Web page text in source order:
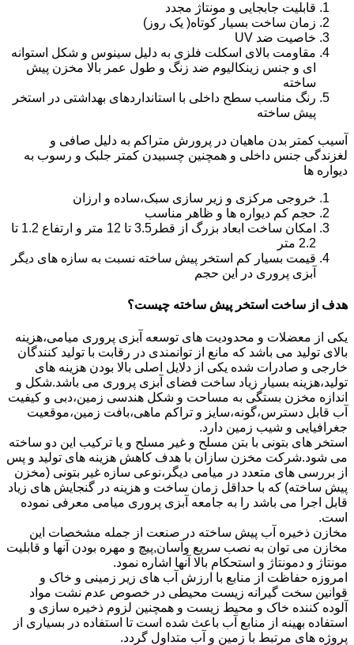
قابلیت جابجایی و مونتاژ مجدد
زمان ساخت بسیار کوتاه( یک روز)
خاصیت ضد UV
مقاومت بالای اسکلت فلزی به دلیل سینوس و شکل استوانه
ای و جنس زینکالیوم ضد زنگ و طول عمر بالا مخزن پیش
ساخته
رنگ مناسب سطح داخلی با استانداردهای بهداشتی در استخر
پیش ساخته
آسیب کمتر بدن ماهیان در پرورش متراکم به دلیل صافی و
لغزندگی جنس داخلی و همچنین چسبیدن کمتر جلبک و رسوب به
دیواره ها
خروجی مرکزی و زیر سازی سبک،ساده و ارزان
حجم کم دیواره ها و ظاهر مناسب
امکان ساخت ابعاد بزرگ از قطر3.5 تا 12 متر و ارتفاع 1.2 تا
2.2 متر
قیمت بسیار کم استخر پیش ساخته نسبت به سازه های دیگر
آبزی پروری در این حجم
هدف از ساخت استخر پیش ساخته چیست؟
یکی از معضلات و محدودیت های توسعه آبزی پروری میامی،هزینه
بالای تولید می باشد که مانع از توانمندی در رقابت با تولید کنندگان
خارجی و صادرات شده یکی از دلایل اصلی بالا بودن هزینه های
تولید،هزینه بسیار زیاد ساخت فضای آبزی پروری می باشد.شکل و
اندازه مخزن بستگی به مساحت و شکل هندسی زمین،دبی و کیفیت
آب قابل دسترس،گونه،سایز و تراکم ماهی،بافت زمین،موقعیت
جغرافیایی و شیب زمین دارد.
استخر های بتونی با بتن مسلح و غیر مسلح و یا ترکیب این دو ساخته
می شود.شرکت مخزن سازان با هدف کاهش هزینه های تولید و پس
از بررسی های متعدد در میامی دیگر،نوعی سازه غیر بتونی (مخزن
پیش ساخته) که با حداقل زمان ساخت و هزینه در گنجایش های زیاد
قابل اجرا می باشد را به جامعه آبزی پروری میامی معرفی نموده
است.
مخازن ذخیره آب پیش ساخته در صنعت از جمله مشخصات این
مخازن می توان به نصب سریع وآسان,پیچ و مهره بودن آنها و قابلیت
مونتاژ و دمونتاژ و استحکام بالا آنها اشاره نمود.
امروزه حفاظت از منابع با ارزش آب های زیر زمینی و خاک و
قوانین سخت گیرانه زیست محیطی در خصوص عدم نشت مواد
آلوده کننده خاک و محیط زیست و همچنین لزوم ذخیره سازی و
استفاده بهینه از منابع آب باعث شده است تا استفاده در بسیاری از
پروژه های مرتبط با زمین و آب متداول گردد.